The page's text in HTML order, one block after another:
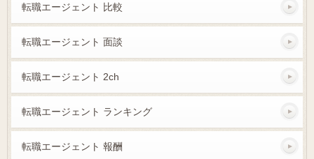
転職エージェント 比較
転職エージェント 面談
転職エージェント 2ch
転職エージェント ランキング
転職エージェント 報酬